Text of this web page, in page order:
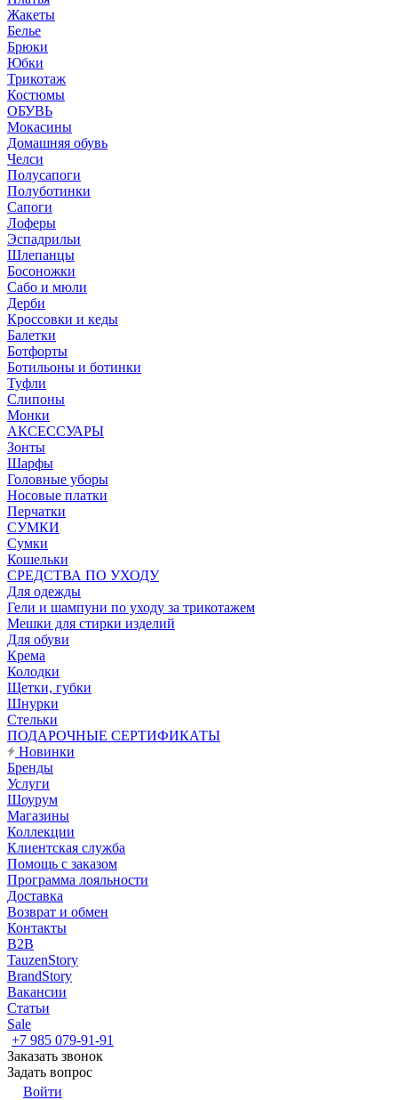
Жакеты
Белье
Брюки
Юбки
Трикотаж
Костюмы
ОБУВЬ
Мокасины
Домашняя обувь
Челси
Полусапоги
Полуботинки
Сапоги
Лоферы
Эспадрильи
Шлепанцы
Босоножки
Сабо и мюли
Дерби
Кроссовки и кеды
Балетки
Ботфорты
Ботильоны и ботинки
Туфли
Слипоны
Монки
АКСЕССУАРЫ
Зонты
Шарфы
Головные уборы
Носовые платки
Перчатки
СУМКИ
Сумки
Кошельки
CРЕДСТВА ПО УХОДУ
Для одежды
Гели и шампуни по уходу за трикотажем
Мешки для стирки изделий
Для обуви
Крема
Колодки
Щетки, губки
Шнурки
Стельки
ПОДАРОЧНЫЕ СЕРТИФИКАТЫ
Новинки
Бренды
Услуги
Шоурум
Магазины
Коллекции
Клиентская служба
Помощь с заказом
Программа лояльности
Доставка
Возврат и обмен
Контакты
B2B
TauzenStory
BrandStory
Вакансии
Статьи
Sale
+7 985 079-91-91
Заказать звонок
Задать вопрос
Войти